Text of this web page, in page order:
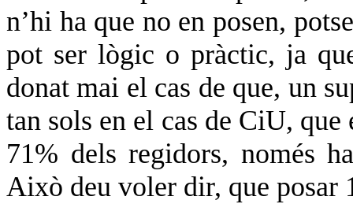
n’hi ha que no en posen,
pot ser lògic o pràctic, ja
donat mai el cas de que, un
tan sols en el cas de CiU,
71% dels regidors, només
Això deu voler dir, que posar